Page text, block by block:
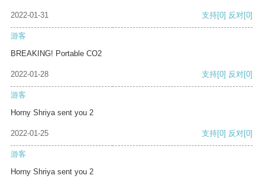
2022-01-31 支持[0] 反对[0]
游客
BREAKING! Portable CO2
2022-01-28 支持[0] 反对[0]
游客
Horny Shriya sent you 2
2022-01-25 支持[0] 反对[0]
游客
Horny Shriya sent you 2